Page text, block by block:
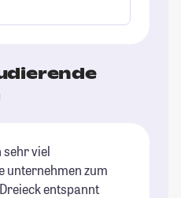
sehr viel
unternehmen zum
entspannt